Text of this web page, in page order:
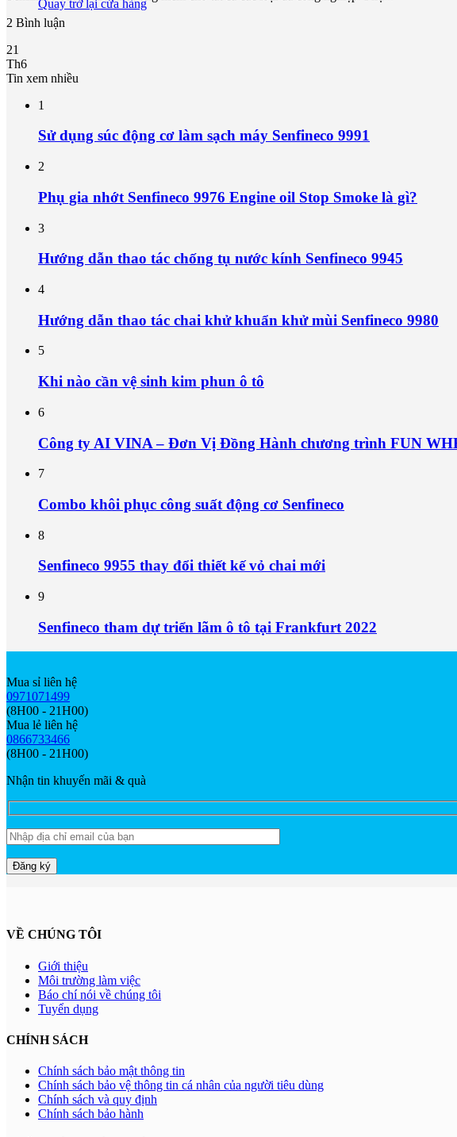
Quay trở lại cửa hàng
2 Bình luận
21
Th6
Tin xem nhiều
1
Sử dụng súc động cơ làm sạch máy Senfineco 9991
2
Phụ gia nhớt Senfineco 9976 Engine oil Stop Smoke là gì?
3
Hướng dẫn thao tác chống tụ nước kính Senfineco 9945
4
Hướng dẫn thao tác chai khử khuẩn khử mùi Senfineco 9980
5
Khi nào cần vệ sinh kim phun ô tô
6
Công ty AI VINA – Đơn Vị Đồng Hành chương trình FUN
7
Combo khôi phục công suất động cơ Senfineco
8
Senfineco 9955 thay đổi thiết kế vỏ chai mới
9
Senfineco tham dự triển lãm ô tô tại Frankfurt 2022
Mua sỉ liên hệ
0971071499
(8H00 - 21H00)
Mua lẻ liên hệ
0866733466
(8H00 - 21H00)
Nhận tin khuyến mãi & quà
VỀ CHÚNG TÔI
Giới thiệu
Môi trường làm việc
Báo chí nói về chúng tôi
Tuyển dụng
CHÍNH SÁCH
Chính sách bảo mật thông tin
Chính sách bảo vệ thông tin cá nhân của người tiêu dùng
Chính sách và quy định
Chính sách bảo hành